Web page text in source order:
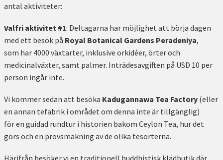
antal aktiviteter:
Valfri aktivitet #1: Deltagarna har möjlighet att börja dagen
med ett besök på Royal Botanical Gardens Peradeniya,
som har 4000 växtarter, inklusive orkidéer, örter och
medicinalväxter, samt palmer. Inträdesavgiften på USD 10 per
person ingår inte.
Vi kommer sedan att besöka Kadugannawa Tea Factory (eller
en annan tefabrik i området om denna inte är tillgänglig)
för en guidad rundtur i historien bakom Ceylon Tea, hur det
görs och en provsmakning av de olika tesorterna.